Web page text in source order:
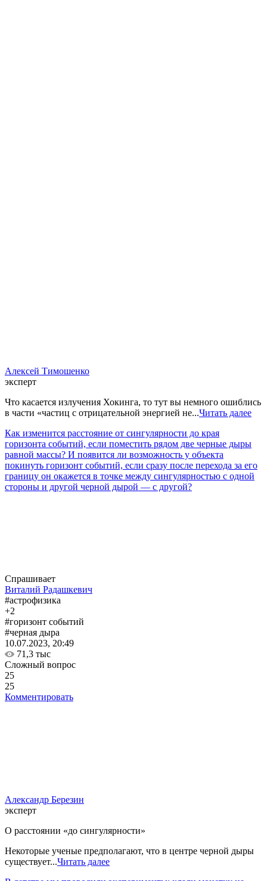
Алексей Тимошенко
эксперт
Что касается излучения Хокинга, то тут вы немного ошиблись
в части «частиц с отрицательной энергией не...Читать далее
Как изменится расстояние от сингулярности до края
горизонта событий, если поместить рядом две черные дыры
равной массы? И появится ли возможность у объекта
покинуть горизонт событий, если сразу после перехода за его
границу он окажется в точке между сингулярностью с одной
стороны и другой черной дырой — с другой?
Спрашивает
Виталий Радашкевич
#астрофизика
+2
#горизонт событий
#черная дыра
10.07.2023, 20:49
71,3 тыс
Сложный вопрос
25
25
Комментировать
Александр Березин
эксперт
О расстоянии «до сингулярности»
Некоторые ученые предполагают, что в центре черной дыры
существует...Читать далее